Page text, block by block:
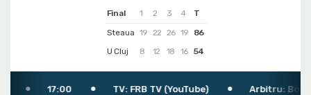
Final 1 2 3 4
T
Steaua 19 22 26 19
86
U Cluj
8 12 18 16 54
17:00 TV: FRB TV (YouTube) Arbitru: Bobeică